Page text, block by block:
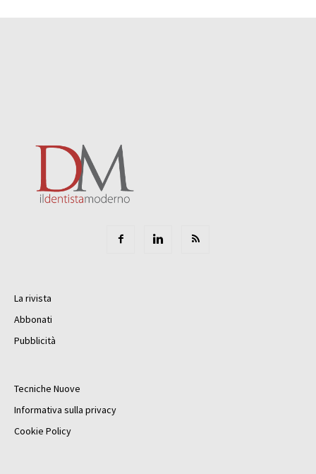
La rivista
Abbonati
Pubblicità
Tecniche Nuove
Informativa sulla privacy
Cookie Policy